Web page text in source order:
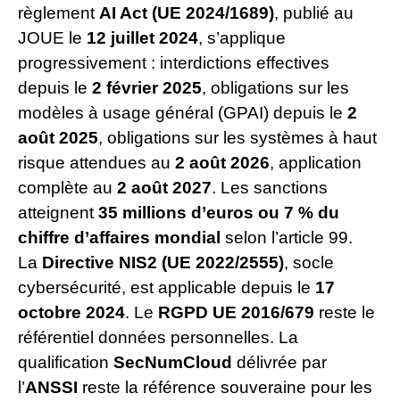
règlement AI Act (UE 2024/1689), publié au
JOUE le 12 juillet 2024, s’applique
progressivement : interdictions effectives
depuis le 2 février 2025, obligations sur les
modèles à usage général (GPAI) depuis le 2
août 2025, obligations sur les systèmes à haut
risque attendues au 2 août 2026, application
complète au 2 août 2027. Les sanctions
atteignent 35 millions d’euros ou 7 % du
chiffre d’affaires mondial selon l’article 99.
La Directive NIS2 (UE 2022/2555), socle
cybersécurité, est applicable depuis le 17
octobre 2024. Le RGPD UE 2016/679 reste le
référentiel données personnelles. La
qualification SecNumCloud délivrée par
l’ANSSI reste la référence souveraine pour les